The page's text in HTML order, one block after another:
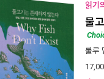
읽기
물
룰루